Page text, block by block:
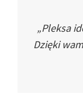
„Pleksa
Dzięki